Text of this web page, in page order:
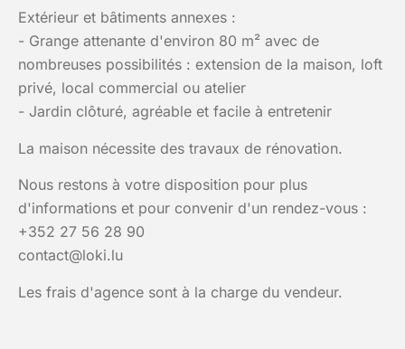
Extérieur et bâtiments annexes :
- Grange attenante d'environ 80 m² avec de
nombreuses possibilités : extension de la maison, loft
privé, local commercial ou atelier
- Jardin clôturé, agréable et facile à entretenir
La maison nécessite des travaux de rénovation.
Nous restons à votre disposition pour plus
d'informations et pour convenir d'un rendez-vous :
+352 27 56 28 90
contact@loki.lu
Les frais d'agence sont à la charge du vendeur.